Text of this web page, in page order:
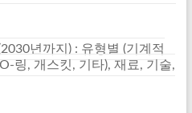
년까지) : 유형별 (기계적
링, 개스킷, 기타), 재료, 기술,